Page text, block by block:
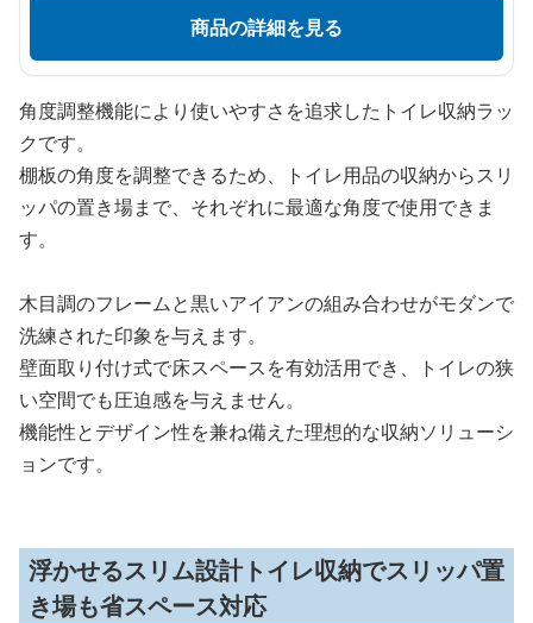
商品の詳細を見る
角度調整機能により使いやすさを追求したトイレ収納ラッ
クです。
棚板の角度を調整できるため、トイレ用品の収納からスリ
ッパの置き場まで、それぞれに最適な角度で使用できま
す。
木目調のフレームと黒いアイアンの組み合わせがモダンで
洗練された印象を与えます。
壁面取り付け式で床スペースを有効活用でき、トイレの狭
い空間でも圧迫感を与えません。
機能性とデザイン性を兼ね備えた理想的な収納ソリューシ
ョンです。
浮かせるスリム設計トイレ収納でスリッパ置
き場も省スペース対応